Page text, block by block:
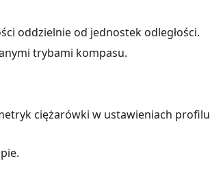
oddzielnie od jednostek odległości.
trybami kompasu.
ciężarówki w ustawieniach profilu